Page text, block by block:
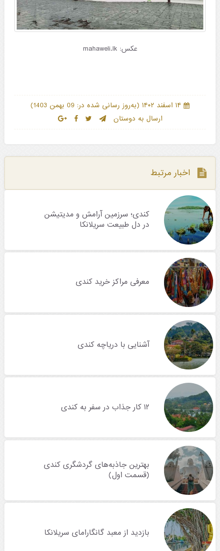
عکس: mahaweli.lk
۱۴ اسفند ۱۴۰۲ (به‌روز رسانی شده در: 09 بهمن 1403
)
ارسال به دوستان
اخبار مرتبط
کندی؛ سرزمین آرامش و مدیتیشن
در دل طبیعت سریلانکا
معرفی مراکز خرید کندی
آشنایی با دریاچه کندی
۱۲ کار جذاب در سفر به کندی
بهترین جاذبه‌های گردشگری کندی
(قسمت اول)
بازدید از معبد گانگارامای سریلانکا